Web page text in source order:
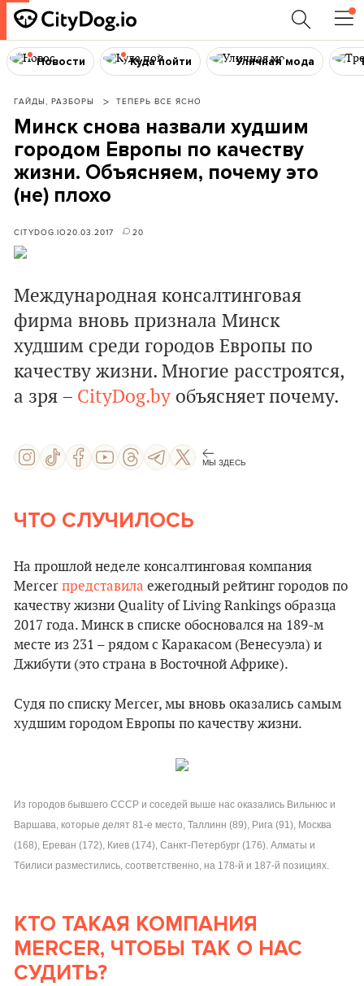
Новости Куда пойти Уличная мода
ГАЙДЫ, РАЗБОРЫ ТЕПЕРЬ ВСЕ ЯСНО
Минск снова назвали худшим
городом Европы по качеству
жизни. Объясняем, почему это
(не) плохо
CITYDOG.IO20.03.2017 20
Международная консалтинговая
фирма вновь признала Минск
худшим среди городов Европы по
качеству жизни. Многие расстроятся,
а зря – CityDog.by объясняет почему.
МЫ ЗДЕСЬ
ЧТО СЛУЧИЛОСЬ
На прошлой неделе консалтинговая компания
Mercer представила ежегодный рейтинг городов по
качеству жизни Quality of Living Rankings образца
2017 года. Минск в списке обосновался на 189-м
месте из 231 – рядом с Каракасом (Венесуэла) и
Джибути (это страна в Восточной Африке).
Судя по списку Mercer, мы вновь оказались самым
худшим городом Европы по качеству жизни.
Из городов бывшего СССР и соседей выше нас оказались Вильнюс и
Варшава, которые делят 81-е место, Таллинн (89), Рига (91), Москва
(168), Ереван (172), Киев (174), Санкт-Петербург (176). Алматы и
Тбилиси разместились, соответственно, на 178-й и 187-й позициях.
КТО ТАКАЯ КОМПАНИЯ
MERCER, ЧТОБЫ ТАК О НАС
СУДИТЬ?